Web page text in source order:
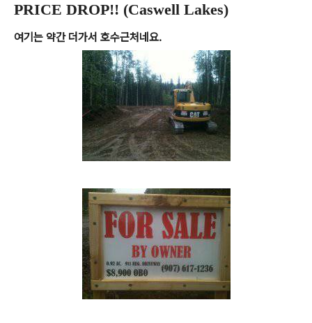
PRICE DROP!! (Caswell Lakes)
여기는 약간 더가서 호수근처네요.